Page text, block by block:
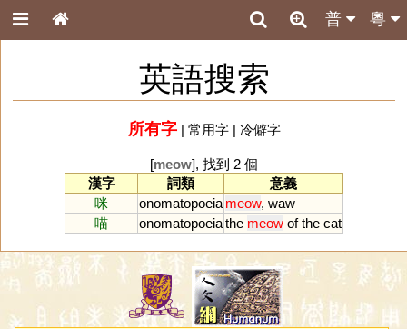
粵
普
英語搜索
所有字| 常用字| 冷僻字
[meow], 找到 2 個
漢字
詞類
意義
咪
onomatopoeia meow, waw
喵
onomatopoeiathe meow of the cat